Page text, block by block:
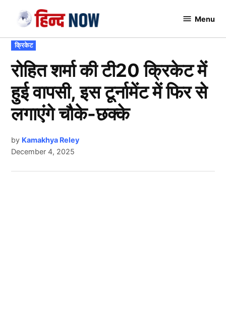
content
Menu
POSTED
IN
क्रिकेट
रोहित शर्मा की टी20 क्रिकेट में
हुई वापसी, इस टूर्नामेंट में फिर से
लगाएंगे चौके-छक्के
by Kamakhya Reley
December 4, 2025